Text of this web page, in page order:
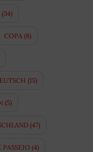
(34)
COPA (8)
(15)
(5)
(47)
PASSEIO (4)